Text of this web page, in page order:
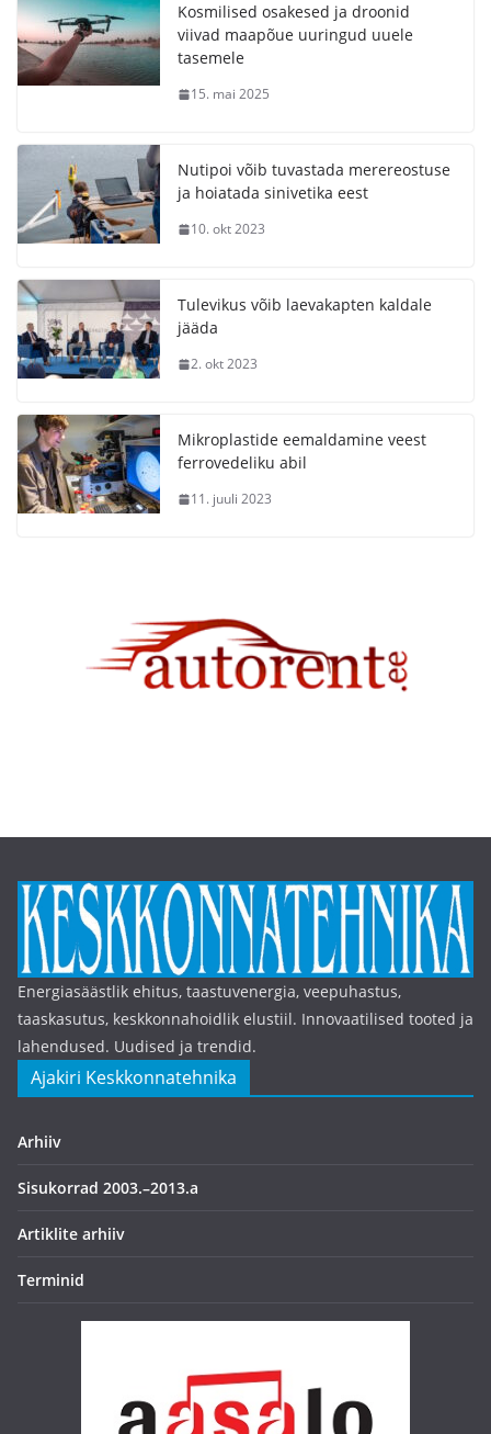
Kosmilised osakesed ja droonid
viivad maapõue uuringud uuele
tasemele
15. mai 2025
Nutipoi võib tuvastada merereostuse
ja hoiatada sinivetika eest
10. okt 2023
Tulevikus võib laevakapten kaldale
jääda
2. okt 2023
Mikroplastide eemaldamine veest
ferrovedeliku abil
11. juuli 2023
Energiasäästlik ehitus, taastuvenergia, veepuhastus,
taaskasutus, keskkonnahoidlik elustiil. Innovaatilised tooted ja
lahendused. Uudised ja trendid.
Ajakiri Keskkonnatehnika
Arhiiv
Sisukorrad 2003.–2013.a
Artiklite arhiiv
Terminid